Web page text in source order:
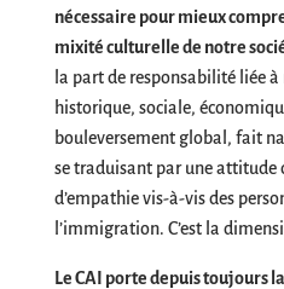
nécessaire pour mieux
mixité culturelle de notre
la part de responsabilité liée
historique, sociale,
bouleversement global, fait
se traduisant par une attitude
d’empathie vis-à-vis des
l’immigration. C’est la
Le CAI porte depuis toujours